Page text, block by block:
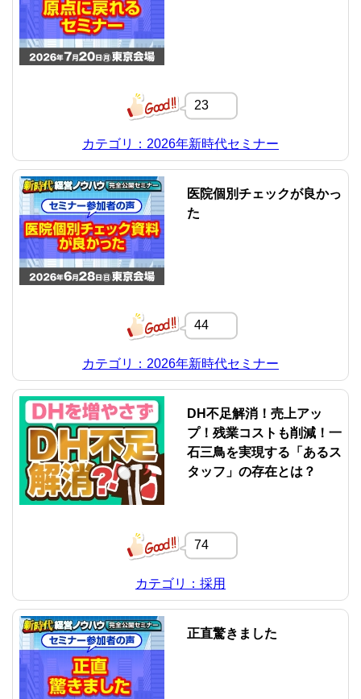
23
カテゴリ：2026年新時代セミナー
医院個別チェックが良かっ
た
44
カテゴリ：2026年新時代セミナー
DH不足解消！売上アッ
プ！残業コストも削減！一
石三鳥を実現する「あるス
タッフ」の存在とは？
74
カテゴリ：採用
正直驚きました